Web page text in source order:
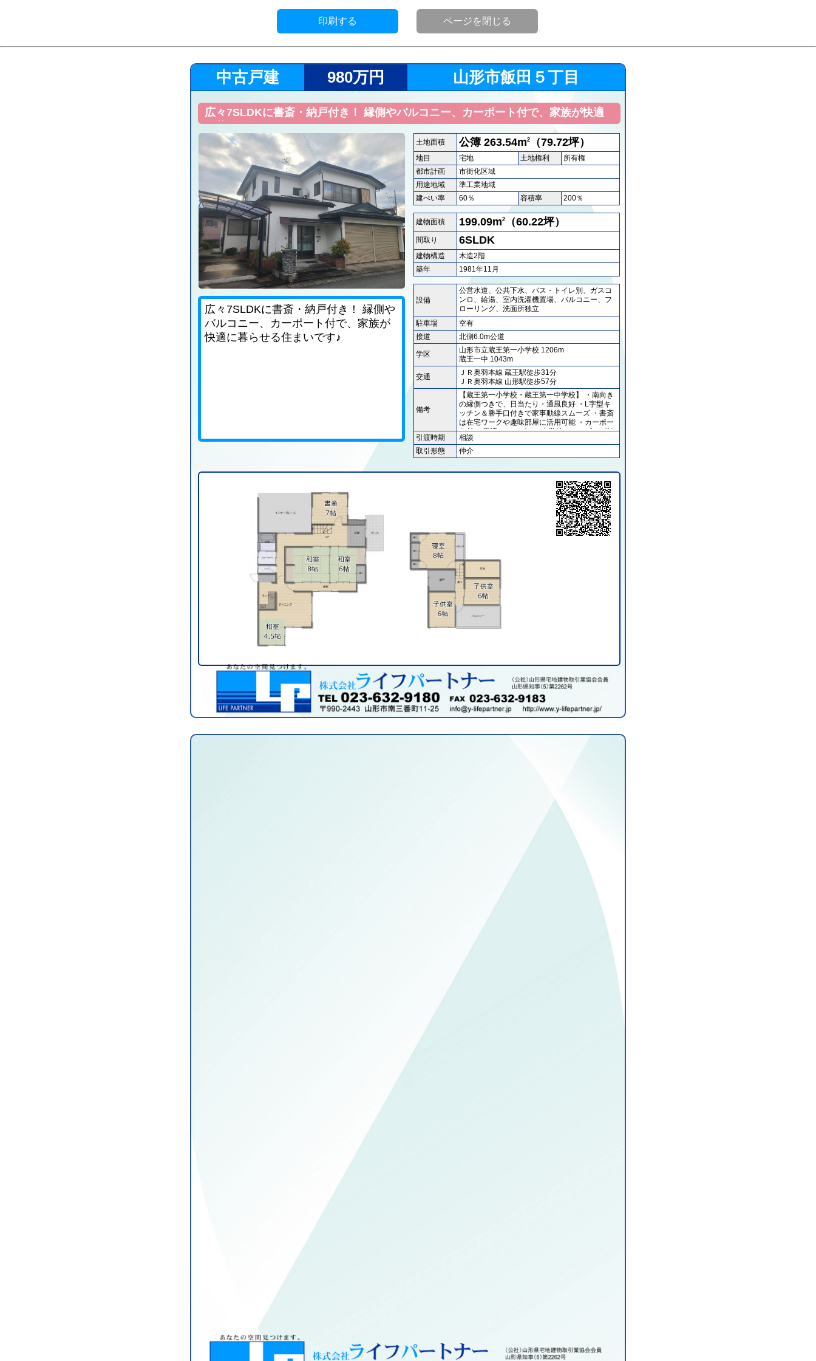
印刷する ページを閉じる
980万円 飯田５丁目
広々7SLDKに書斎・納戸付き！ 縁側やバルコニー、カーポート付で、家族が快適
に暮らせる住まいです♪
広々7SLDKに書斎・納戸付き！ 縁側や
バルコニー、カーポート付で、家族が
快適に暮らせる住まいです♪
土地面積 263.54m2（79.72坪）
地目
土地権利
都市計画
用途地域
建ぺい率
60％ 容積率 200％
建物面積 199.09m2（60.22坪）
間取り 6
建物構造
2階
築年
1981年11
設備
公営水道、公共下水、バス・トイレ別、ガスコ
ンロ、給湯、室内洗濯機置場、バルコニー、フ
ローリング、洗面所独立
駐車場
接道
6.0
学区 山形市立蔵王第一小学校1206m
蔵王一中 1043m
交通
徒歩31分
徒歩57分
備考
【蔵王第一小学校・蔵王第一中学校】 ・南向き
の縁側つきで、日当たり・通風良好 ・L字型キ
ッチン＆勝手口付きで家事動線スムーズ ・書斎
は在宅ワークや趣味部屋に活用可能 ・カーポー
ト付 ・周辺にスーパー・小学校・コンビニが徒
歩圏内 ・バス停徒歩3分以内で通勤・通学にも
便利
引渡時期
取引形態